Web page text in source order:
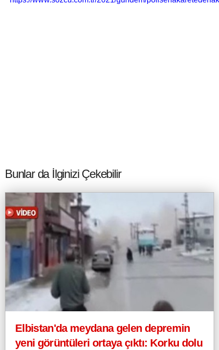
Bunlar da İlginizi Çekebilir
Elbistan'da meydana gelen depremin
yeni görüntüleri ortaya çıktı: Korku dolu